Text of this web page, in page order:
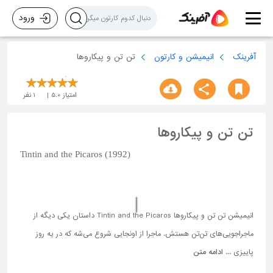
ورود
آفرینک انیمیشن و کارتون تن تن و پیکاروها
امتیاز 5.0
1 نفر
تن تن و پیکاروها
Tintin and the Picaros (1992)
انیمیشن تن تن و پیکاروها Tintin and the Picaros داستان یکی دیگه از
ماجراجویی‌های تن‌تن هستش. ماجرا از اونجایی شروع می‌شه که در یه روز
پاییزی ... ادامه متن